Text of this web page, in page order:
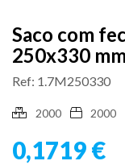
Saco com
250x330 mm
Ref: 1.7M250330
2000 2000
0,1719 €